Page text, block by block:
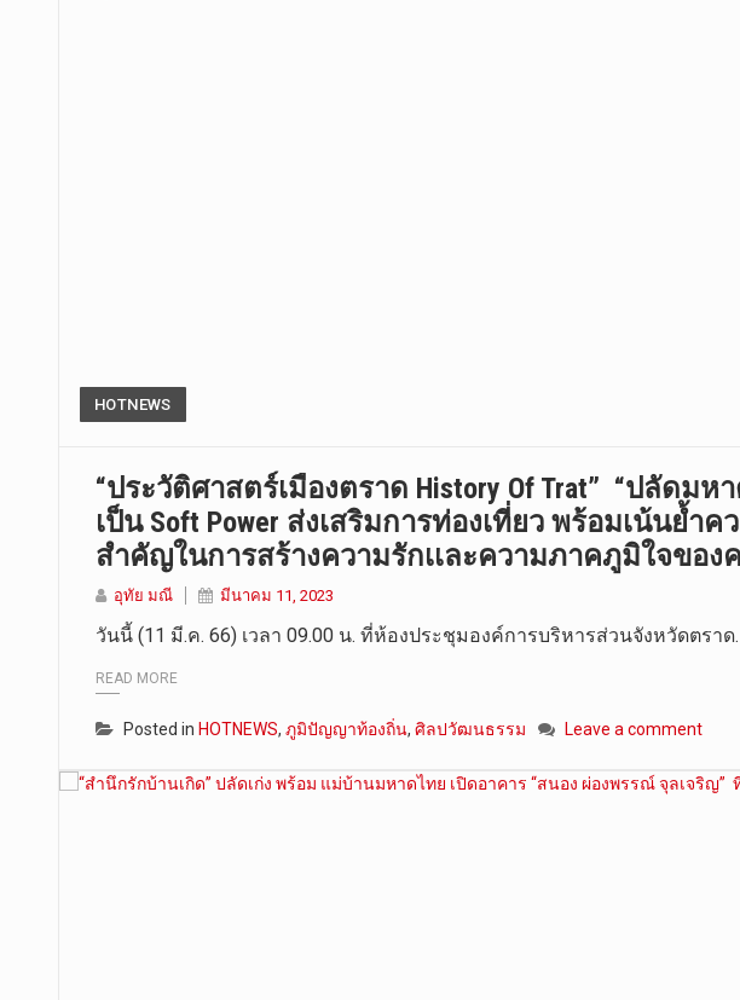
HOTNEWS
“ประวัติศาสตร์เมืองตราด History Of Trat” “ปลัดม
เป็น Soft Power ส่งเสริมการท่องเที่ยว พร้อมเน้นย้
สำคัญในการสร้างความรักเเละความภาคภูมิใจของ
อุทัย มณี มีนาคม 11, 2023
วันนี้ (11 มี.ค. 66) เวลา 09.00 น. ที่ห้องประชุมองค์การบริหารส่วนจังหวัดตราด
READ MORE
Posted in HOTNEWS, ภูมิปัญญาท้องถิ่น, ศิลปวัฒนธรรม Leave a comment